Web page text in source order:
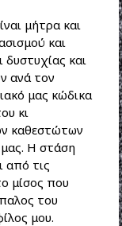
μήτρα και
και
δυστυχίας και
ανά τον
μας κώδικα
κι
καθεστώτων
Η στάση
από τις
μίσος που
του
μου.